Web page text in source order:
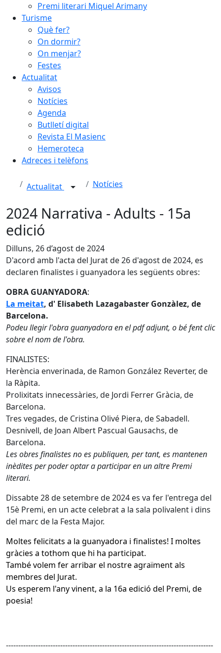
Premi literari Miquel Arimany
Turisme
Què fer?
On dormir?
On menjar?
Festes
Actualitat
Avisos
Notícies
Agenda
Butlletí digital
Revista El Masienc
Hemeroteca
Adreces i telèfons
Actualitat Notícies
2024 Narrativa - Adults - 15a
edició
Dilluns, 26 d’agost de 2024
D'acord amb l'acta del Jurat de 26 d'agost de 2024, es
declaren finalistes i guanyadora les següents obres:
OBRA GUANYADORA:
La meitat, d' Elisabeth Lazagabaster Gonzàlez, de
Barcelona.
Podeu llegir l'obra guanyadora en el pdf adjunt, o bé fent clic
sobre el nom de l'obra.
FINALISTES:
Herència enverinada, de Ramon González Reverter, de
la Ràpita.
Prolixitats innecessàries, de Jordi Ferrer Gràcia, de
Barcelona.
Tres vegades, de Cristina Olivé Piera, de Sabadell.
Desnivell, de Joan Albert Pascual Gausachs, de
Barcelona.
Les obres finalistes no es publiquen, per tant, es mantenen
inèdites per poder optar a participar en un altre Premi
literari.
Dissabte 28 de setembre de 2024 es va fer l'entrega del
15è Premi, en un acte celebrat a la sala polivalent i dins
del marc de la Festa Major.
Moltes felicitats a la guanyadora i finalistes! I moltes
gràcies a tothom que hi ha participat.
També volem fer arribar el nostre agraïment als
membres del Jurat.
Us esperem l'any vinent, a la 16a edició del Premi, de
poesia!
------------------------------------------------------------------------------------